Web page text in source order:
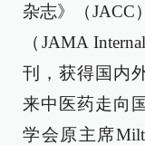
杂志》（JACC
（JAMA
刊，获得国内
来中医药走向
学会原主席